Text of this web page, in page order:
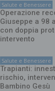
Salute e Benessere
Operazione
Giuseppe a 98
con doppia
intervento
Salute e Benessere
Trapianti:
rischio,
Bambino Gesù